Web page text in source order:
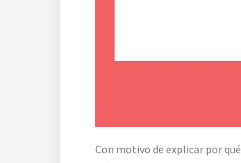
Con motivo de explicar por